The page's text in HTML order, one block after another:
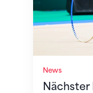
News
Nächster